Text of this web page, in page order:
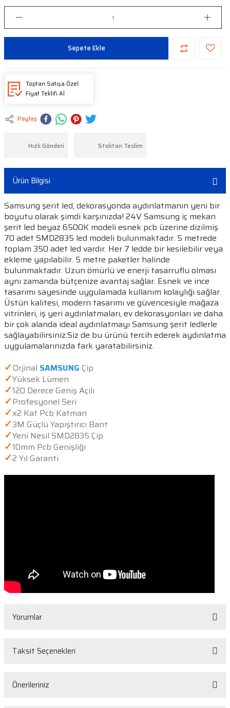
Sepete Ekle
Toptan Satışa Özel
Fiyat Teklifi Al
Paylaş
Hızlı Gönderi Stoktan Teslim
Ürün Bilgisi
Samsung şerit led, dekorasyonda aydınlatmanın yeni bir
boyutu olarak şimdi karşınızda! 24V Samsung iç mekan
şerit led beyaz 6500K modeli esnek pcb üzerine dizilmiş
70 adet SMD2835 led modeli bulunmaktadır. 5 metrede
toplam 350 adet led vardır. Her 7 ledde bir kesilebilir veya
ekleme yapılabilir. 5 metre paketler halinde
bulunmaktadır. Uzun ömürlü ve enerji tasarruflu olması
aynı zamanda bütçenize avantaj sağlar. Esnek ve ince
tasarımı sayesinde uygulamada kullanım kolaylığı sağlar.
Üstün kalitesi, modern tasarımı ve güvencesiyle mağaza
vitrinleri, iş yeri aydınlatmaları, ev dekorasyonları ve daha
bir çok alanda ideal aydınlatmayı Samsung şerit ledlerle
sağlayabilirsiniz.Siz de bu ürünü tercih ederek aydınlatma
uygulamalarınızda fark yaratabilirsiniz.
✓Orjinal SAMSUNG Çip
✓Yüksek Lümen
✓120 Derece Geniş Açılı
✓Profesyonel Seri
✓x2 Kat Pcb Katman
✓3M Güçlü Yapıştırıcı Bant
✓Yeni Nesil SMD2835 Çip
✓10mm Pcb Genişliği
✓2 Yıl Garanti
Yorumlar
Taksit Seçenekleri
Önerileriniz